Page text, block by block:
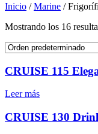
Inicio /Marine /
Mostrando los 16
CRUISE 115
Leer más
CRUISE 130